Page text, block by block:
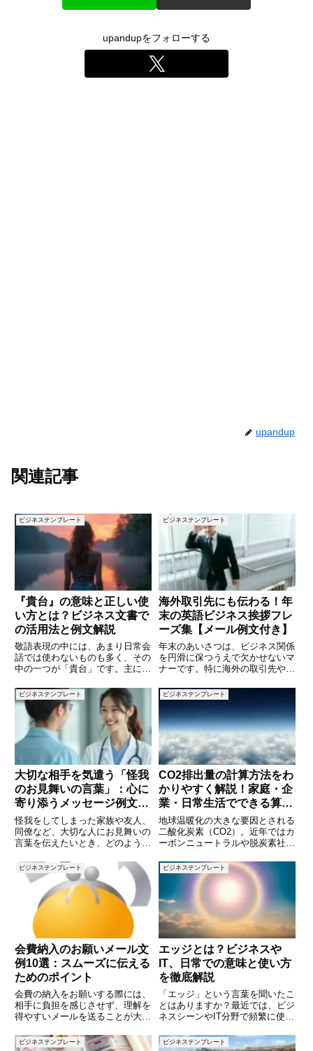
upandupをフォローする
upandup
関連記事
ビジネステンプレート
『貴台』の意味と正しい使
い方とは？ビジネス文書で
の活用法と例文解説
敬語表現の中には、あまり日常会
話では使わないものも多く、その
中の一つが「貴台」です。主にビ
用いられるこの言葉は、目上の方
に対して敬意を込めて使われる言
葉ですが、その意味や正しい使い
方を知らないと、誤解を招く可能
ビジネステンプレート
海外取引先にも伝わる！年
末の英語ビジネス挨拶フレ
ーズ集【メール例文付き】
年末のあいさつは、ビジネス関係
を円滑に保つうえで欠かせないマ
ナーです。特に海外の取引先や同
や言い回しに気を配ることで印象
が大きく変わります。本記事で
は、ビジネスメールや社内コミュ
ニケーションで使える「年末の英
語
ビジネステンプレート
大切な相手を気遣う「怪我
のお見舞いの言葉」：心に
寄り添うメッセージ例文と
伝え方のポイント
怪我をしてしまった家族や友人、
同僚など、大切な人にお見舞いの
言葉を伝えたいとき、どのような
んか？一言で「お大事に」と言っ
ても、相手の状況や怪我の程度に
合わせた言葉選びをすることで、
より誠実な気持ちが伝わります。
ビジネステンプレート
CO2排出量の計算方法をわ
かりやすく解説！家庭・企
業・日常生活でできる算出
のポイント
地球温暖化の大きな要因とされる
二酸化炭素（CO2）。近年ではカ
ーボンニュートラルや脱炭素社会
「見える化」が重要視されていま
す。企業だけでなく、家庭や個人
に取り組むことが求められて
ビジネステンプレート
会費納入のお願いメール文
例10選：スムーズに伝える
ためのポイント
会費の納入をお願いする際には、
相手に負担を感じさせず、理解を
得やすいメールを送ることが大切
べきか迷うことも多いかもしれま
ビジネステンプレート
エッジとは？ビジネスや
IT、日常での意味と使い方
を徹底解説
「エッジ」という言葉を聞いたこ
とはありますか？最近では、ビジ
ネスシーンやIT分野で頻繁に使わ
文脈によって意味が異なり、正し
ビジネステンプレート ビジネステンプレート